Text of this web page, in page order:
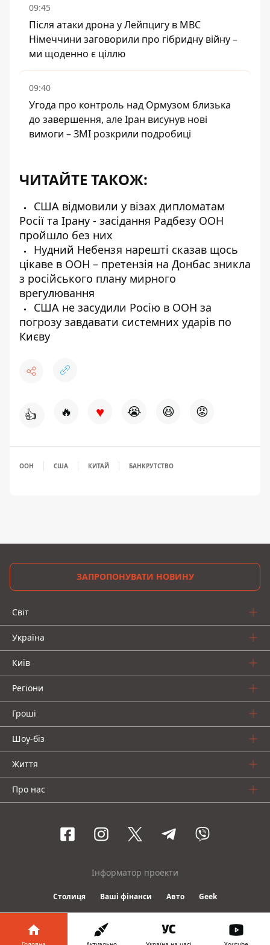
09:45
Після атаки дрона у Лейпцигу в МВС
Німеччини заговорили про гібридну війну –
ми щоденно є ціллю
09:40
Угода про контроль над Ормузом близька
до завершення, але Іран висунув нові
вимоги – ЗМІ розкрили подробиці
ЧИТАЙТЕ ТАКОЖ:
США відмовили у візах дипломатам
Росії та Ірану - засідання Радбезу ООН
пройшло без них
Нудний Небензя нарешті сказав щось
цікаве в ООН – претензія на Донбас зникла
з російського плану мирного
врегулювання
США не засудили Росію в ООН за
погрозу завдавати системних ударів по
Києву
👍 🔥 ♥ 😭 😆 😡
ООН США КИТАЙ БАНКРУТСТВО
ЗАПРОПОНУВАТИ НОВИНУ
Світ
Україна
Київ
Регіони
Гроші
Шоу-біз
Життя
Про нас
Інформатор проекти
Столиця Ваші фінанси Авто Geek
© 2016-2026 Informator